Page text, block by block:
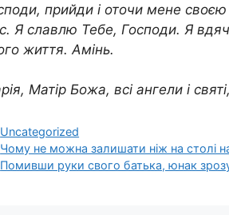
прийди і оточи мене
Я славлю Тебе, Господи. Я
життя. Амінь.
Матір Божа, всі ангели і
Категорії
Uncategorized
Чому не можна залишати ніж на столі
Помивши руки свого батька, юнак